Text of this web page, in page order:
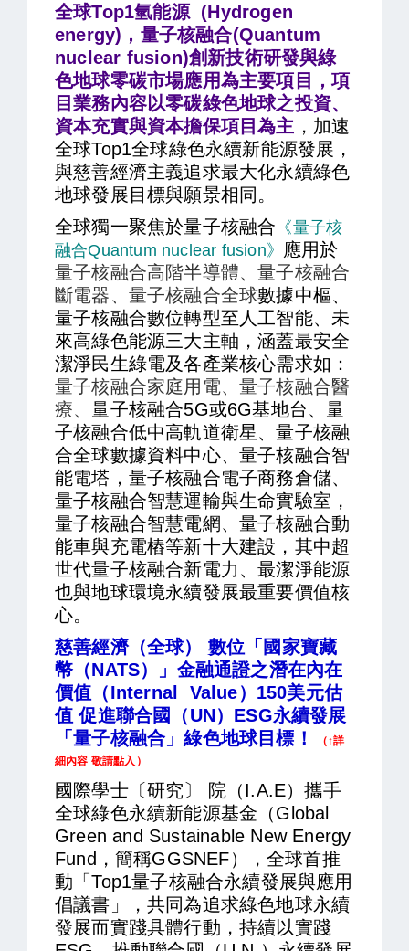
全球Top1氫能源 (Hydrogen
energy)，量子核融合(Quantum
nuclear fusion)創新技術研發與綠
色地球零碳市場應用為主要項目，項
目業務內容以零碳綠色地球之投資、
資本充實與資本擔保項目為主 ，加速
全球Top1全球綠色永續新能源發展，
與慈善經濟主義追求最大化永續綠色
地球發展目標與願景相同。
全球獨一聚焦於量子核融合 《量子核
融合Quantum nuclear fusion》 應用於
量子核融合高階半導體、量子核融合
斷電器、量子核融合全球數據中樞、
量子核融合數位轉型至人工智能、未
來高綠色能源三大主軸，涵蓋最安全
潔淨民生綠電及各產業核心需求如：
量子核融合家庭用電、量子核融合醫
療、量子核融合5G或6G基地台、量
子核融合低中高軌道衛星、量子核融
合全球數據資料中心、 量子核融合智
能電塔， 量子核融合電子商務倉儲、
量子核融合智慧運輸與生命實驗室，
量子核融合智慧電網、 量子核融合動
能車與充電樁等新十大建設，其中超
世代量子核融合新電力 、最潔淨能源
也與地球環境永續發展最重要價值核
心。
慈善經濟（全球） 數位「國家寶藏
幣（NATS）」金融通證之潛在內在
價值（internal Value）150美元估
值 促進聯合國（UN）ESG永續發展
「量子核融合」綠色地球目標！
（↑詳
細內容 敬請點入）
國際學士〔研究〕 院（I.A.E）攜手
全球綠色永續新能源基金（Global
Green and Sustainable New Energy
Fund，簡稱GGSNEF），全球首推
動「Top1量子核融合永續發展與應用
倡議書」，共同為追求綠色地球永續
發展而實踐具體行動，持續以實踐